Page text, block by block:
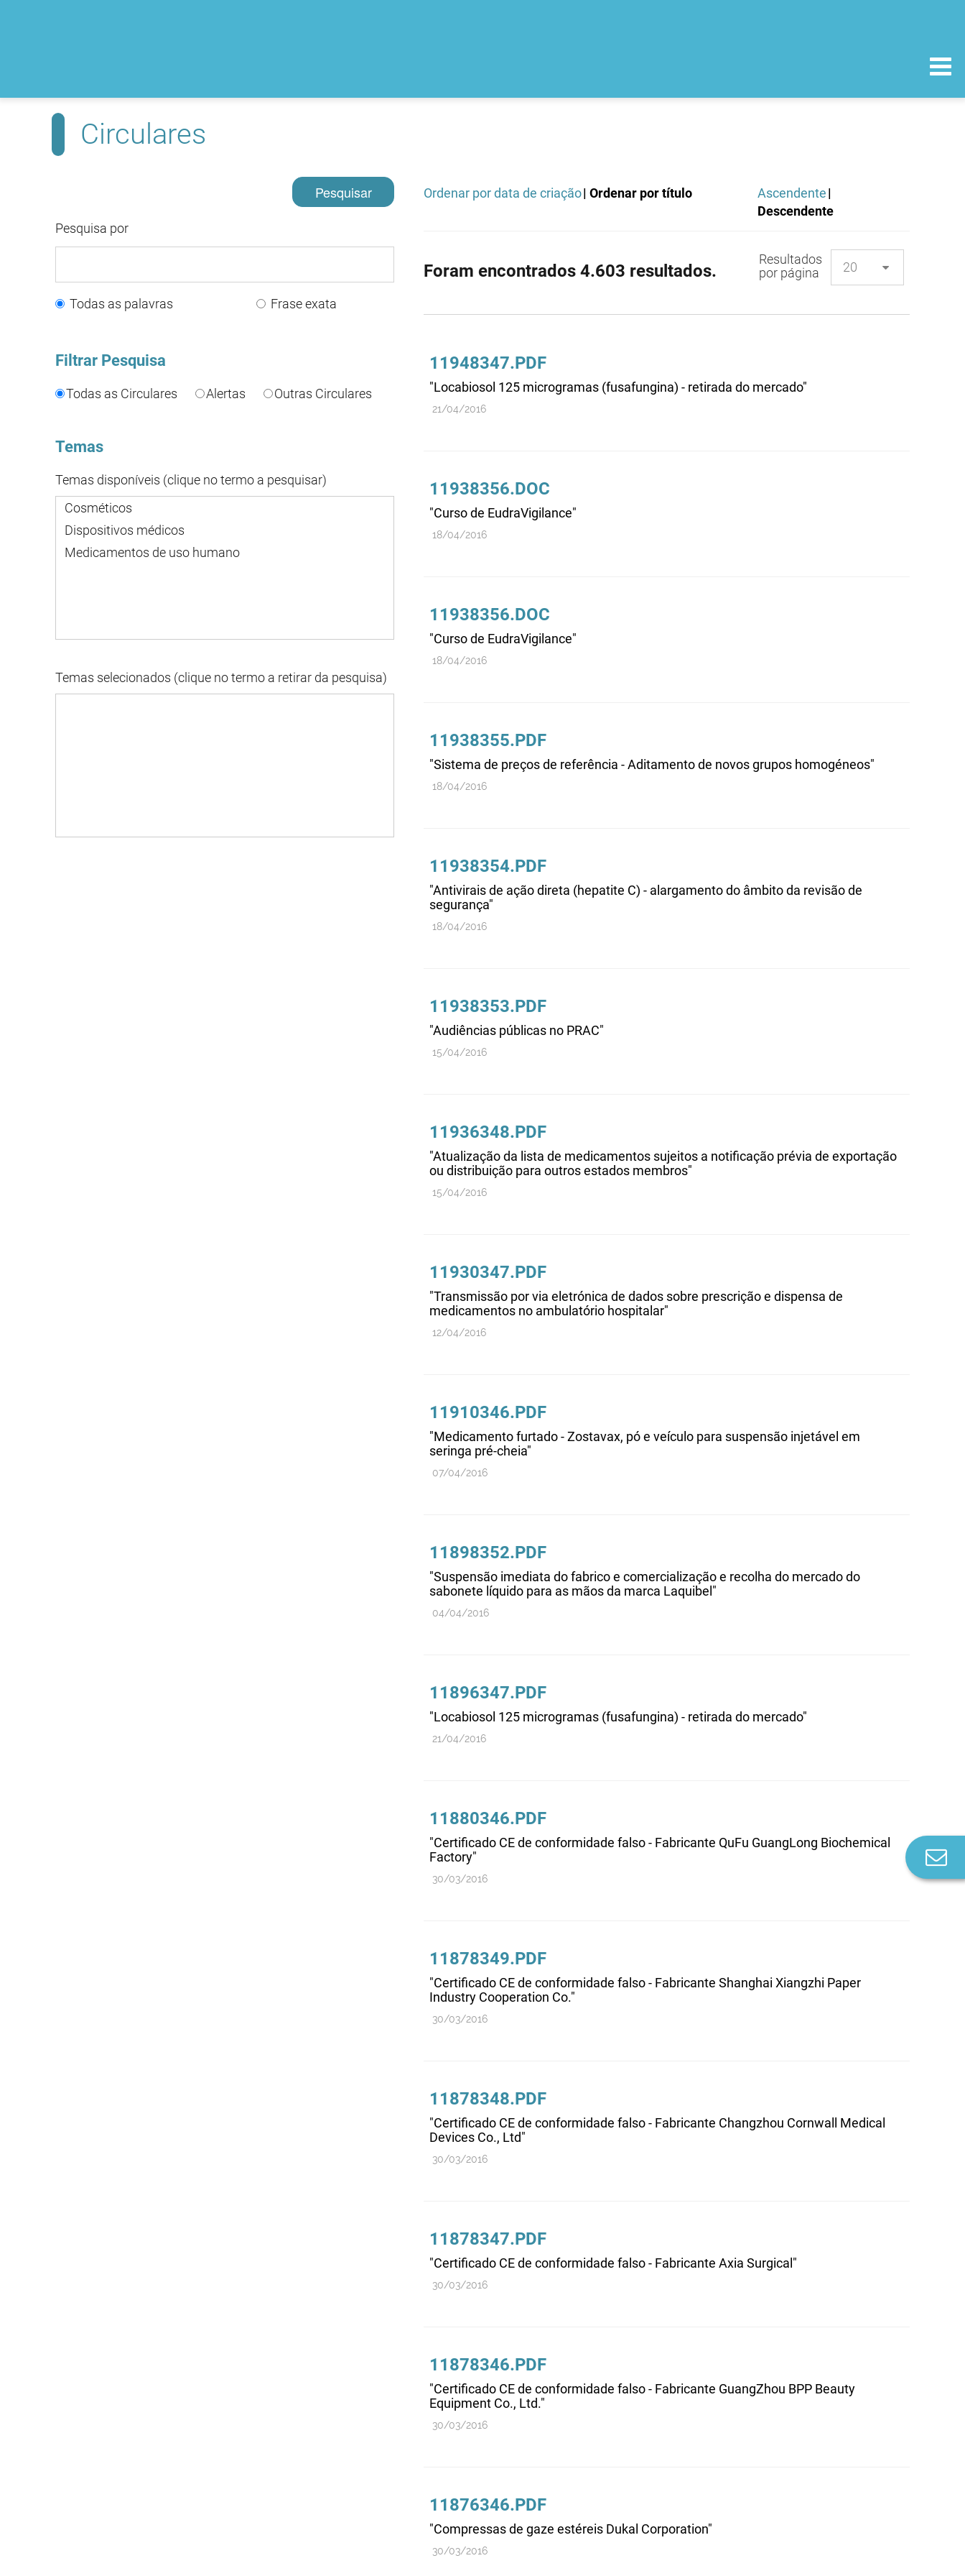
Circulares
Pesquisar
Pesquisa por
Todas as palavras Frase exata
Filtrar Pesquisa
Todas as Circulares Alertas Outras Circulares
Temas
Temas disponíveis (clique no termo a pesquisar)
Cosméticos
Dispositivos médicos
Medicamentos de uso humano
Temas selecionados (clique no termo a retirar da pesquisa)
Ordenar por data de criação| Ordenar por título Ascendente|
Descendente
Foram encontrados 4.603 resultados.
Resultados
por página
11948347.PDF
"Locabiosol 125 microgramas (fusafungina) - retirada do mercado"
21/04/2016
11938356.DOC
"Curso de EudraVigilance"
18/04/2016
11938356.DOC
"Curso de EudraVigilance"
18/04/2016
11938355.PDF
"Sistema de preços de referência - Aditamento de novos grupos homogéneos"
18/04/2016
11938354.PDF
"Antivirais de ação direta (hepatite C) - alargamento do âmbito da revisão de
segurança"
18/04/2016
11938353.PDF
"Audiências públicas no PRAC"
15/04/2016
11936348.PDF
"Atualização da lista de medicamentos sujeitos a notificação prévia de exportação
ou distribuição para outros estados membros"
15/04/2016
11930347.PDF
"Transmissão por via eletrónica de dados sobre prescrição e dispensa de
medicamentos no ambulatório hospitalar"
12/04/2016
11910346.PDF
"Medicamento furtado - Zostavax, pó e veículo para suspensão injetável em
seringa pré-cheia"
07/04/2016
11898352.PDF
"Suspensão imediata do fabrico e comercialização e recolha do mercado do
sabonete líquido para as mãos da marca Laquibel"
04/04/2016
11896347.PDF
"Locabiosol 125 microgramas (fusafungina) - retirada do mercado"
21/04/2016
11880346.PDF
"Certificado CE de conformidade falso - Fabricante QuFu GuangLong Biochemical
Factory"
30/03/2016
11878349.PDF
"Certificado CE de conformidade falso - Fabricante Shanghai Xiangzhi Paper
Industry Cooperation Co."
30/03/2016
11878348.PDF
"Certificado CE de conformidade falso - Fabricante Changzhou Cornwall Medical
Devices Co., Ltd"
30/03/2016
11878347.PDF
"Certificado CE de conformidade falso - Fabricante Axia Surgical"
30/03/2016
11878346.PDF
"Certificado CE de conformidade falso - Fabricante GuangZhou BPP Beauty
Equipment Co., Ltd."
30/03/2016
11876346.PDF
"Compressas de gaze estéreis Dukal Corporation"
30/03/2016